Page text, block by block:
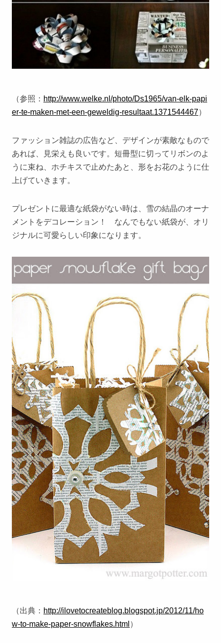
（参照： http://www.welke.nl/photo/Ds1965/van-elk-papi
er-te-maken-met-een-geweldig-resultaat.1371544467）
ファッション雑誌の広告など、デザインが素敵なもので
あれば、見栄えも良いです。短冊型に切ってリボンのよ
うに束ね、ホチキスで止めたあと、形をお花のように仕
上げていきます。
プレゼントに最適な紙袋がない時は、雪の結晶のオーナ
メントをデコレーション！ なんでもない紙袋が、オリ
ジナルに可愛らしい印象になります。
（出典： http://ilovetocreateblog.blogspot.jp/2012/11/ho
w-to-make-paper-snowflakes.html ）